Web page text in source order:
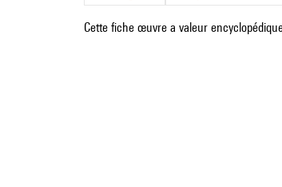
Cette fiche œuvre a valeur